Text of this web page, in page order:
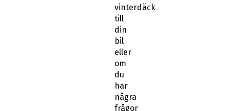
vinterdäck
till
din
bil
eller
om
du
har
några
frågor